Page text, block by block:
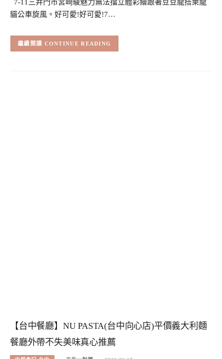
7-11三井門市宮崎駿魅力無法擋立體彩繪跟著豆豆龍搭乘龍
貓公車旋風。好可愛!好可愛!7…
CONTINUE READING
【台中餐廳】NU PASTA(台中向心店)平價義大利麵
餐廳外帶不失美味真心推薦